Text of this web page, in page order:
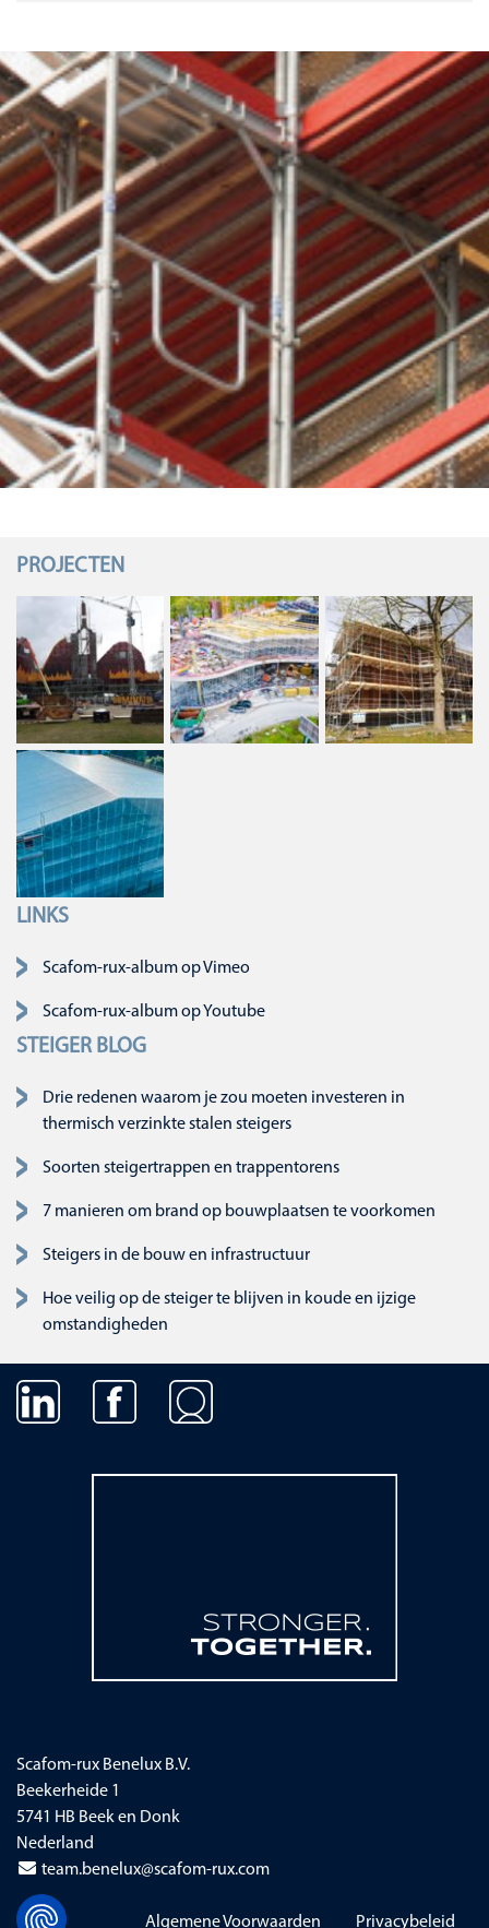
PROJECTEN
LINKS
Navigatie overslaan
Scafom-rux-album op Vimeo
Scafom-rux-album op Youtube
STEIGER BLOG
Drie redenen waarom je zou moeten investeren in
thermisch verzinkte stalen steigers
Soorten steigertrappen en trappentorens
7 manieren om brand op bouwplaatsen te voorkomen
Steigers in de bouw en infrastructuur
Hoe veilig op de steiger te blijven in koude en ijzige
omstandigheden
Navigatie overslaan
Scafom-rux Benelux B.V.
Beekerheide 1
5741 HB Beek en Donk
Nederland
team.benelux@scafom-rux.com
Navigatie overslaan
Algemene Voorwaarden Privacybeleid